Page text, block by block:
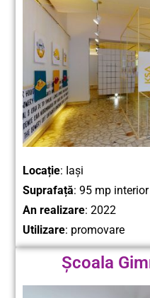
Locație: Iași
Suprafață: 95 mp interior
An realizare: 2022
Utilizare: promovare
Școala